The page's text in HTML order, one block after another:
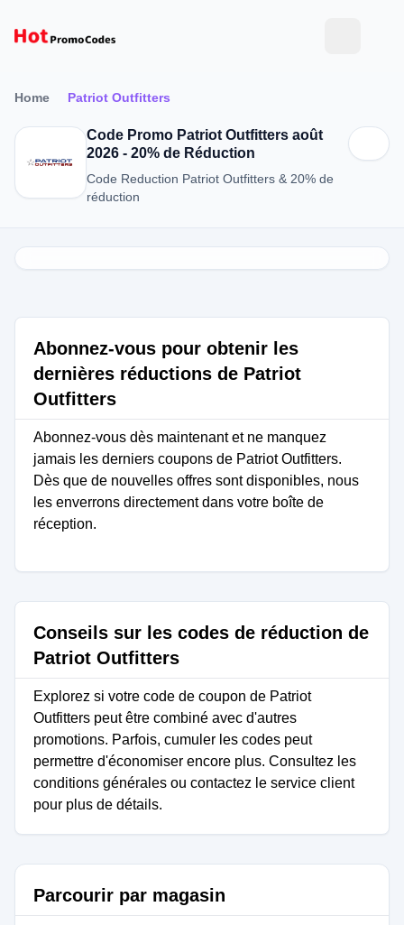
Home Patriot Outfitters
Code Promo Patriot Outfitters août
2026 - 20% de Réduction
Code Reduction Patriot Outfitters & 20% de
réduction
Abonnez-vous pour obtenir les
dernières réductions de Patriot
Outfitters
Abonnez-vous dès maintenant et ne manquez
jamais les derniers coupons de Patriot Outfitters.
Dès que de nouvelles offres sont disponibles, nous
les enverrons directement dans votre boîte de
réception.
Conseils sur les codes de réduction de
Patriot Outfitters
Explorez si votre code de coupon de Patriot
Outfitters peut être combiné avec d'autres
promotions. Parfois, cumuler les codes peut
permettre d'économiser encore plus. Consultez les
conditions générales ou contactez le service client
pour plus de détails.
Parcourir par magasin